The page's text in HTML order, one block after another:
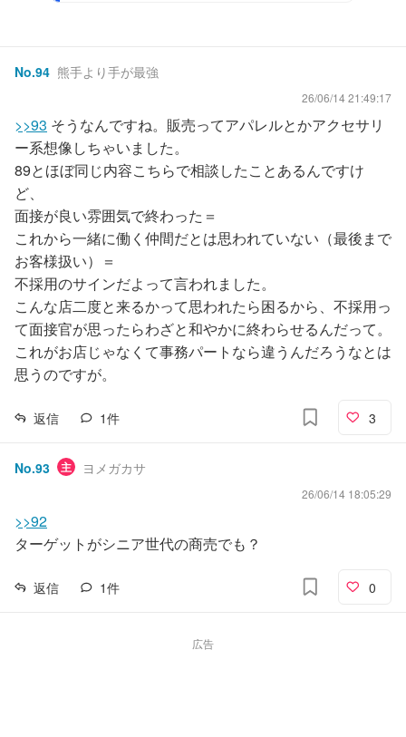
No.94 熊手より手が最強
26/06/14 21:49:17
>>93 そうなんですね。販売ってアパレルとかアクセサリ
ー系想像しちゃいました。
89とほぼ同じ内容こちらで相談したことあるんですけ
ど、
面接が良い雰囲気で終わった＝
これから一緒に働く仲間だとは思われていない（最後まで
お客様扱い）＝
不採用のサインだよって言われました。
こんな店二度と来るかって思われたら困るから、不採用っ
て面接官が思ったらわざと和やかに終わらせるんだって。
これがお店じゃなくて事務パートなら違うんだろうなとは
思うのですが。
返信 1件 3
No.93 主 ヨメガカサ
26/06/14 18:05:29
>>92
ターゲットがシニア世代の商売でも？
返信 1件 0
広告